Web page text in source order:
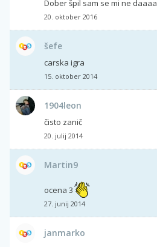
Dober špil sam se mi ne daaaa
20. oktober 2016
šefe
carska igra
15. oktober 2014
1904leon
čisto zanič
20. julij 2014
Martin9
ocena 3
27. junij 2014
janmarko